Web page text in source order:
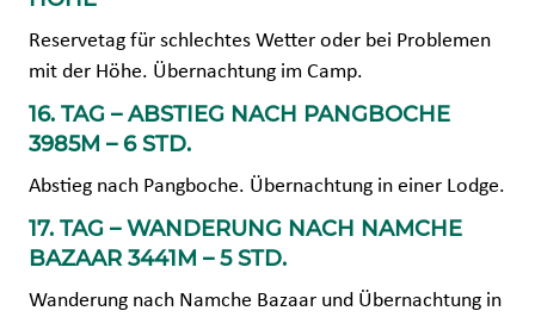
Reservetag für schlechtes Wetter oder bei Problemen
mit der Höhe. Übernachtung im Camp.
16. TAG – ABSTIEG NACH PANGBOCHE
3985M – 6 STD.
Abstieg nach Pangboche. Übernachtung in einer Lodge.
17. TAG – WANDERUNG NACH NAMCHE
BAZAAR 3441M – 5 STD.
Wanderung nach Namche Bazaar und Übernachtung in